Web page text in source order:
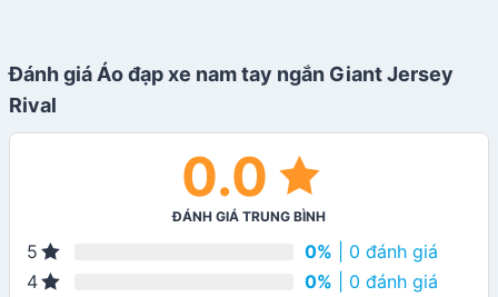
Đánh giá Áo đạp xe nam tay ngắn Giant Jersey
Rival
0.0
ĐÁNH GIÁ TRUNG BÌNH
5 0% | 0 đánh giá
4
0% | 0 đánh giá